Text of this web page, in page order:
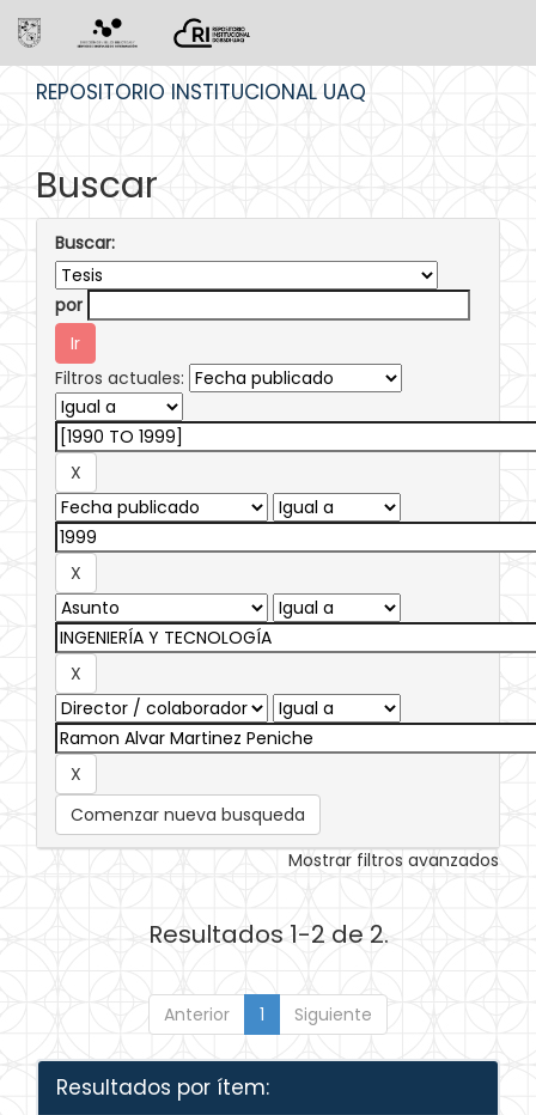
REPOSITORIO INSTITUCIONAL UAQ
Buscar
Buscar:
por
Filtros actuales:
Comenzar nueva busqueda
Mostrar filtros avanzados
Resultados 1-2 de 2.
Anterior 1 Siguiente
Resultados por ítem: